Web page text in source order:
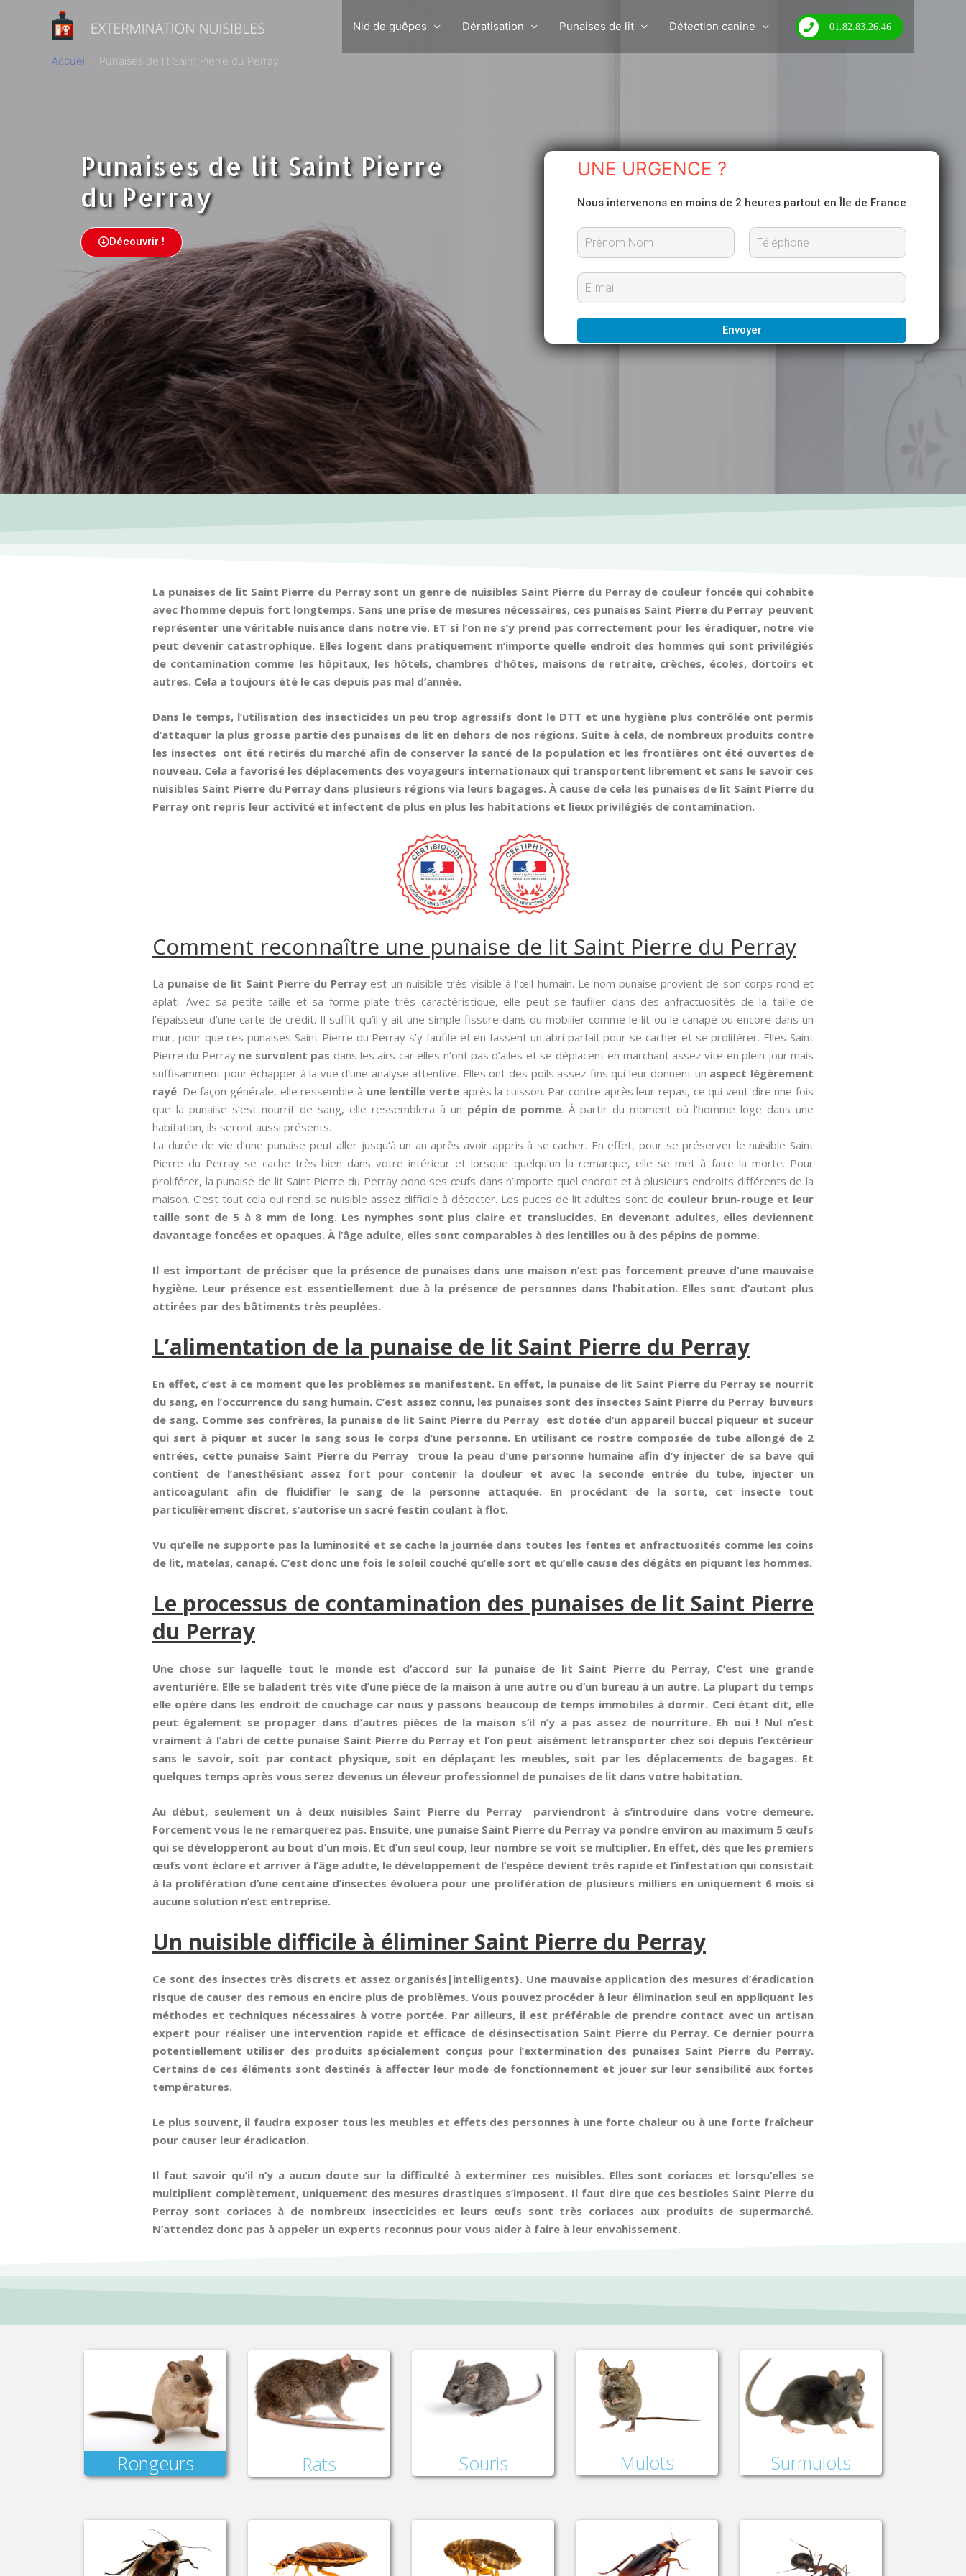
Nid de guêpes Dératisation Punaises de lit Détection canine 01.82.83.26.46
Accueil Punaises de lit Saint Pierre du Perray
Punaises de lit Saint Pierre
du Perray
Découvrir !
UNE URGENCE ?
Nous intervenons en moins de 2 heures partout en Île de France
r
n
m
o
E
m
a
l
Envoyer
La punaises de lit Saint Pierre du Perray sont un genre de nuisibles Saint Pierre du Perray de couleur foncée qui cohabite
avec l’homme depuis fort longtemps. Sans une prise de mesures nécessaires, ces punaises Saint Pierre du Perray peuvent
représenter une véritable nuisance dans notre vie. ET si l’on ne s’y prend pas correctement pour les éradiquer, notre vie
peut devenir catastrophique. Elles logent dans pratiquement n’importe quelle endroit des hommes qui sont privilégiés
de contamination comme les hôpitaux, les hôtels, chambres d’hôtes, maisons de retraite, crèches, écoles, dortoirs et
autres. Cela a toujours été le cas depuis pas mal d’année.
Dans le temps, l’utilisation des insecticides un peu trop agressifs dont le DTT et une hygiène plus contrôlée ont permis
d’attaquer la plus grosse partie des punaises de lit en dehors de nos régions. Suite à cela, de nombreux produits contre
les insectes ont été retirés du marché afin de conserver la santé de la population et les frontières ont été ouvertes de
nouveau. Cela a favorisé les déplacements des voyageurs internationaux qui transportent librement et sans le savoir ces
nuisibles Saint Pierre du Perray dans plusieurs régions via leurs bagages. À cause de cela les punaises de lit Saint Pierre du
Perray ont repris leur activité et infectent de plus en plus les habitations et lieux privilégiés de contamination.
Comment reconnaître une punaise de lit Saint Pierre du Perray
La punaise de lit Saint Pierre du Perray est un nuisible très visible à l’œil humain. Le nom punaise provient de son corps rond et
aplati. Avec sa petite taille et sa forme plate très caractéristique, elle peut se faufiler dans des anfractuosités de la taille de
l’épaisseur d’une carte de crédit. Il suffit qu’il y ait une simple fissure dans du mobilier comme le lit ou le canapé ou encore dans un
mur, pour que ces punaises Saint Pierre du Perray s’y faufile et en fassent un abri parfait pour se cacher et se proliférer. Elles Saint
Pierre du Perray ne survolent pas dans les airs car elles n’ont pas d’ailes et se déplacent en marchant assez vite en plein jour mais
suffisamment pour échapper à la vue d’une analyse attentive. Elles ont des poils assez fins qui leur donnent un aspect légèrement
rayé. De façon générale, elle ressemble à une lentille verteaprès la cuisson. Par contre après leur repas, ce qui veut dire une fois
que la punaise s’est nourrit de sang, elle ressemblera à un pépin de pomme. À partir du moment où l’homme loge dans une
habitation, ils seront aussi présents.
La durée de vie d’une punaise peut aller jusqu’à un an après avoir appris à se cacher. En effet, pour se préserver le nuisible Saint
Pierre du Perray se cache très bien dans votre intérieur et lorsque quelqu’un la remarque, elle se met à faire la morte. Pour
proliférer, la punaise de lit Saint Pierre du Perray pond ses œufs dans n’importe quel endroit et à plusieurs endroits différents de la
maison. C’est tout cela qui rend se nuisible assez difficile à détecter. Les puces de lit adultes sont de couleur brun-rouge et leur
taille sont de 5 à 8 mm de long. Les nymphes sont plus claire et translucides. En devenant adultes, elles deviennent
davantage foncées et opaques. À l’âge adulte, elles sont comparables à des lentilles ou à des pépins de pomme.
Il est important de préciser que la présence de punaises dans une maison n’est pas forcement preuve d’une mauvaise
hygiène. Leur présence est essentiellement due à la présence de personnes dans l’habitation. Elles sont d’autant plus
attirées par des bâtiments très peuplées.
L’alimentation de la punaise de lit Saint Pierre du Perray
En effet, c’est à ce moment que les problèmes se manifestent. En effet, la punaise de lit Saint Pierre du Perray se nourrit
du sang, en l’occurrence du sang humain. C’est assez connu, les punaises sont des insectes Saint Pierre du Perray buveurs
de sang. Comme ses confrères, la punaise de lit Saint Pierre du Perray est dotée d’un appareil buccal piqueur et suceur
qui sert à piquer et sucer le sang sous le corps d’une personne. En utilisant ce rostre composée de tube allongé de 2
entrées, cette punaise Saint Pierre du Perray troue la peau d’une personne humaine afin d’y injecter de sa bave qui
contient de l’anesthésiant assez fort pour contenir la douleur et avec la seconde entrée du tube, injecter un
anticoagulant afin de fluidifier le sang de la personne attaquée. En procédant de la sorte, cet insecte tout
particulièrement discret, s’autorise un sacré festin coulant à flot.
Vu qu’elle ne supporte pas la luminosité et se cache la journée dans toutes les fentes et anfractuosités comme les coins
de lit, matelas, canapé. C’est donc une fois le soleil couché qu’elle sort et qu’elle cause des dégâts en piquant les hommes.
Le processus de contamination des punaises de lit Saint Pierre
du Perray
Une chose sur laquelle tout le monde est d’accord sur la punaise de lit Saint Pierre du Perray, C’est une grande
aventurière. Elle se baladent très vite d’une pièce de la maison à une autre ou d’un bureau à un autre. La plupart du temps
elle opère dans les endroit de couchage car nous y passons beaucoup de temps immobiles à dormir. Ceci étant dit, elle
peut également se propager dans d’autres pièces de la maison s’il n’y a pas assez de nourriture. Eh oui ! Nul n’est
vraiment à l’abri de cette punaise Saint Pierre du Perray et l’on peut aisément letransporter chez soi depuis l’extérieur
sans le savoir, soit par contact physique, soit en déplaçant les meubles, soit par les déplacements de bagages. Et
quelques temps après vous serez devenus un éleveur professionnel de punaises de lit dans votre habitation.
Au début, seulement un à deux nuisibles Saint Pierre du Perray parviendront à s’introduire dans votre demeure.
Forcement vous le ne remarquerez pas. Ensuite, une punaise Saint Pierre du Perray va pondre environ au maximum 5 œufs
qui se développeront au bout d’un mois. Et d’un seul coup, leur nombre se voit se multiplier. En effet, dès que les premiers
œufs vont éclore et arriver à l’âge adulte, le développement de l’espèce devient très rapide et l’infestation qui consistait
à la prolifération d’une centaine d’insectes évoluera pour une prolifération de plusieurs milliers en uniquement 6 mois si
aucune solution n’est entreprise.
Un nuisible difficile à éliminer Saint Pierre du Perray
Ce sont des insectes très discrets et assez organisés|intelligents}. Une mauvaise application des mesures d’éradication
risque de causer des remous en encire plus de problèmes. Vous pouvez procéder à leur élimination seul en appliquant les
méthodes et techniques nécessaires à votre portée. Par ailleurs, il est préférable de prendre contact avec un artisan
expert pour réaliser une intervention rapide et efficace de désinsectisation Saint Pierre du Perray. Ce dernier pourra
potentiellement utiliser des produits spécialement conçus pour l’extermination des punaises Saint Pierre du Perray.
Certains de ces éléments sont destinés à affecter leur mode de fonctionnement et jouer sur leur sensibilité aux fortes
températures.
Le plus souvent, il faudra exposer tous les meubles et effets des personnes à une forte chaleur ou à une forte fraîcheur
pour causer leur éradication.
Il faut savoir qu’il n’y a aucun doute sur la difficulté à exterminer ces nuisibles. Elles sont coriaces et lorsqu’elles se
multiplient complètement, uniquement des mesures drastiques s’imposent. Il faut dire que ces bestioles Saint Pierre du
Perray sont coriaces à de nombreux insecticides et leurs œufs sont très coriaces aux produits de supermarché.
N’attendez donc pas à appeler un experts reconnus pour vous aider à faire à leur envahissement.
Rongeurs Rats Souris Mulots Surmulots